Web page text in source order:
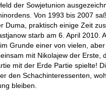
der Sowjetunion
Von 1993 bis 2007
Duma, praktisch einige Zeit
starb am 6. April 2010.
Grunde einer von vielen,
mit Nikolajew der Erste,
mit der Erde Partie spielte!
den Schachinteressenten,
bleiben.